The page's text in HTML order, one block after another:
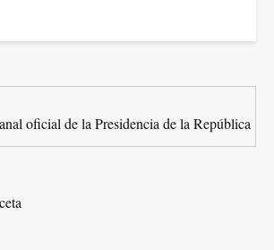
oficial de la Presidencia de la República